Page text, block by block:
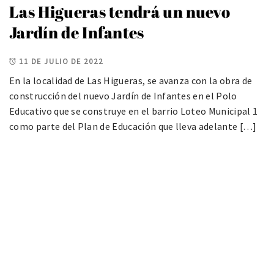
Las Higueras tendrá un nuevo
Jardín de Infantes
11 DE JULIO DE 2022
En la localidad de Las Higueras, se avanza con la obra de
construcción del nuevo Jardín de Infantes en el Polo
Educativo que se construye en el barrio Loteo Municipal 1
como parte del Plan de Educación que lleva adelante […]